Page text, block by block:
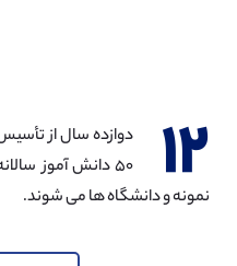
۱۲
۵۰ دانش آموز
نمونه و دانشگاه ها می شوند.